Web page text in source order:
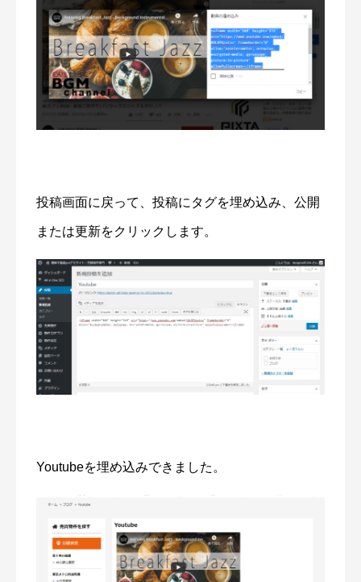
投稿画面に戻って、投稿にタグを埋め込み、公開
または更新をクリックします。
Youtubeを埋め込みできました。